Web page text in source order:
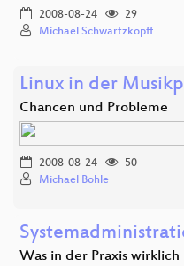
2008-08-24
29
Michael Schwartzkopff
Linux in der
Chancen und Probleme
2008-08-24
50
Michael Bohle
Was in der Praxis